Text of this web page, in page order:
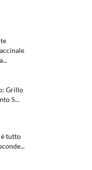
Grillo
5...
è tutto